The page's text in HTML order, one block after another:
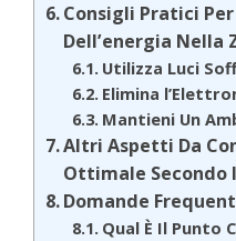
Consigli Pratici
Dell’energia Nella
Utilizza Luci
Elimina
Mantieni Un
Altri Aspetti Da
Ottimale Secondo
Domande
Qual È Il Punto